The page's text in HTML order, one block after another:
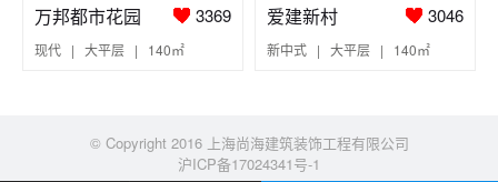
万邦都市花园 3369
现代 | 大平层 | 140㎡
爱建新村 3046
新中式 | 大平层 | 140㎡
© Copyright 2016 上海尚海建筑装饰工程有限公司
沪ICP备17024341号-1